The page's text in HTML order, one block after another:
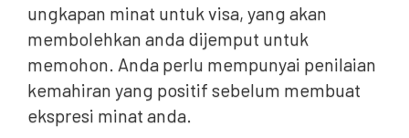
ungkapan minat untuk visa, yang akan
membolehkan anda dijemput untuk
memohon. Anda perlu mempunyai penilaian
kemahiran yang positif sebelum membuat
ekspresi minat anda.